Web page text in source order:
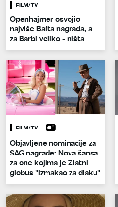
FILM/TV
Openhajmer osvojio
najviše Bafta nagrada, a
za Barbi veliko - ništa
FILM/TV
Objavljene nominacije za
SAG nagrade: Nova šansa
za one kojima je Zlatni
globus "izmakao za dlaku"